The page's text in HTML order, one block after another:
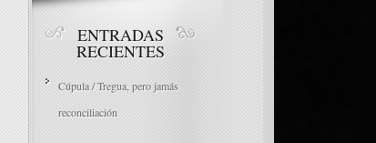
ENTRADAS
RECIENTES
Cúpula / Tregua, pero jamás
reconciliación